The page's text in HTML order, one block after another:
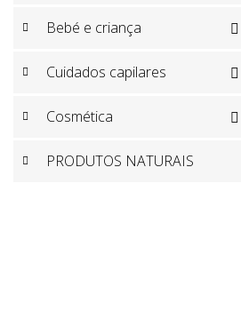
Bebé e criança 
Cuidados capilares 
Cosmética 
PRODUTOS NATURAIS